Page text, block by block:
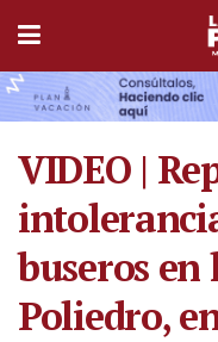
VIDEO |
buseros en
Poliedro,